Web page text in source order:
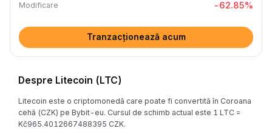
Modificare -62.85%
Tranzacționează acum
Despre Litecoin (LTC)
Litecoin este o criptomonedă care poate fi convertită în Coroana
cehă (CZK) pe Bybit-eu. Cursul de schimb actual este 1 LTC =
Kč965.4012667488395 CZK.